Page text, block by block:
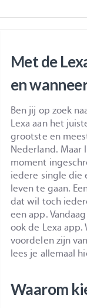
Met de
en
Ben jij op zoek
Lexa aan het
grootste en
Nederland. Maar
moment
iedere single die
leven te gaan.
dat wil toch
een app.
ook de Lexa
voordelen zijn
lees je allemaal
Waarom